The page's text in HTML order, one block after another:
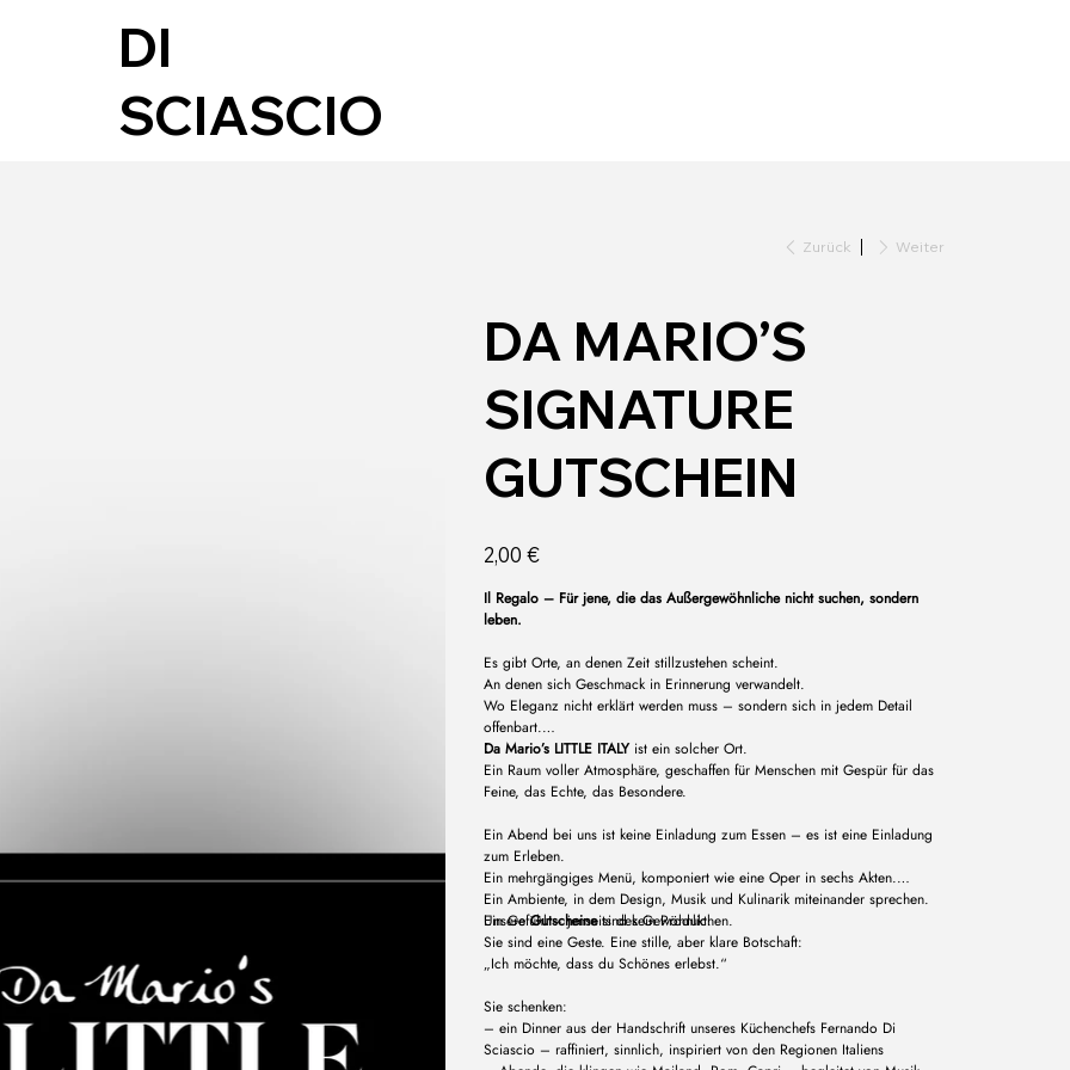
DI
SCIASCIO
Zurück Weiter
DA MARIO’S
SIGNATURE
GUTSCHEIN
Preis
2,00 €
Il Regalo – Für jene, die das Außergewöhnliche nicht suchen, sondern
leben.
Es gibt Orte, an denen Zeit stillzustehen scheint.
An denen sich Geschmack in Erinnerung verwandelt.
Wo Eleganz nicht erklärt werden muss – sondern sich in jedem Detail
offenbart.
Da Mario’s LITTLE ITALYist ein solcher Ort.
Ein Raum voller Atmosphäre, geschaffen für Menschen mit Gespür für das
Feine, das Echte, das Besondere.
Ein Abend bei uns ist keine Einladung zum Essen – es ist eine Einladung
zum Erleben.
Ein mehrgängiges Menü, komponiert wie eine Oper in sechs Akten.
Ein Ambiente, in dem Design, Musik und Kulinarik miteinander sprechen.
Ein Gefühl – jenseits des Gewöhnlichen.
UnsereGutscheinesind kein Produkt.
Sie sind eine Geste. Eine stille, aber klare Botschaft:
„Ich möchte, dass du Schönes erlebst.“
Sie schenken:
– ein Dinner aus der Handschrift unseres Küchenchefs Fernando Di
Sciascio – raffiniert, sinnlich, inspiriert von den Regionen Italiens